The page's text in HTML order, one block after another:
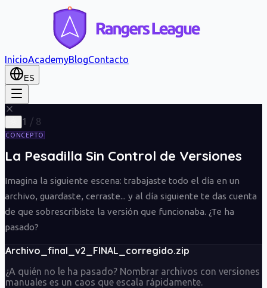
InicioAcademyBlogContacto
ES
1 / 8
CONCEPTO
La Pesadilla Sin Control de Versiones
Imagina la siguiente escena: trabajaste todo el día en un
archivo, guardaste, cerraste... y al día siguiente te das cuenta
de que sobrescribiste la versión que funcionaba. ¿Te ha
pasado?
Archivo_final_v2_FINAL_corregido.zip
¿A quién no le ha pasado? Nombrar archivos con versiones
manuales es un caos que escala rápidamente.